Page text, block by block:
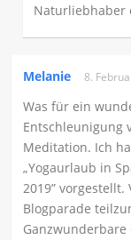
Naturliebhaber
Melanie 8.
Was für ein
Entschleunigung
Meditation. Ich
„Yogaurlaub in
2019”
Blogparade
Ganzwunderbare